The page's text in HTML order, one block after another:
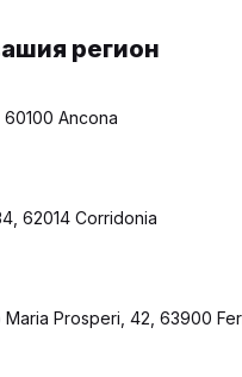
регион
60100 Ancona
62014 Corridonia
Prosperi, 42, 63900